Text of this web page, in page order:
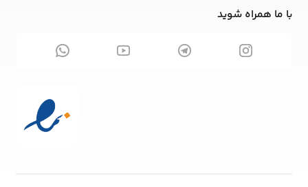
با ما همراه شوید